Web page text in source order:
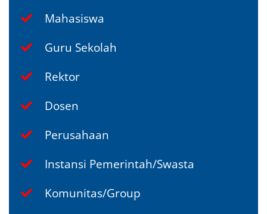
Mahasiswa
Guru Sekolah
Rektor
Dosen
Perusahaan
Instansi Pemerintah/Swasta
Komunitas/Group